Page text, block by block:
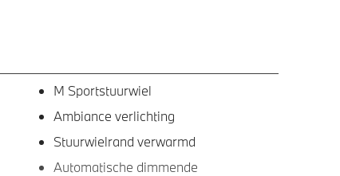
M Sportstuurwiel
Ambiance verlichting
Stuurwielrand verwarmd
Automatische dimmende